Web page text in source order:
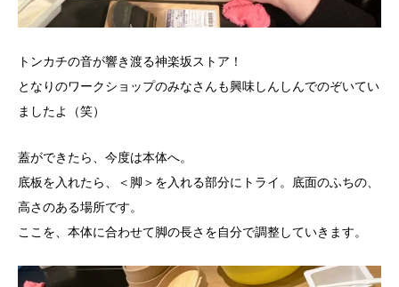
トンカチの音が響き渡る神楽坂ストア！
となりのワークショップのみなさんも興味しんしんでのぞいてい
ましたよ（笑）
蓋ができたら、今度は本体へ。
底板を入れたら、＜脚＞を入れる部分にトライ。底面のふちの、
高さのある場所です。
ここを、本体に合わせて脚の長さを自分で調整していきます。